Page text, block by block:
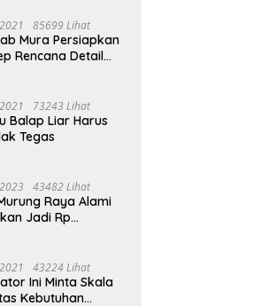
85699 Lihat
Mura Persiapkan
Rencana Detail
73243 Lihat
Balap Liar Harus
Tegas
43482 Lihat
Raya Alami
Jadi Rp
43224 Lihat
Ini Minta Skala
Kebutuhan